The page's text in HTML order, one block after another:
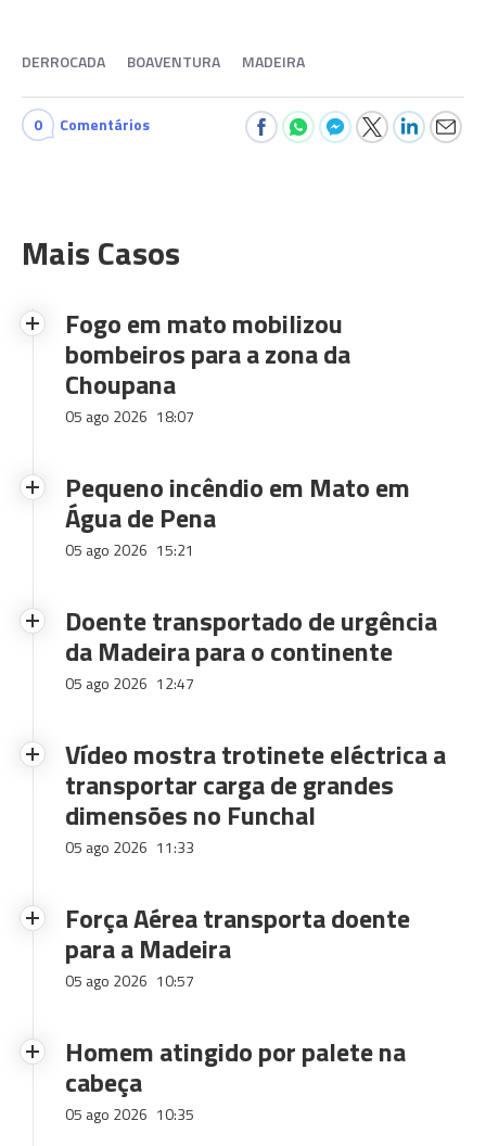
DERROCADA BOAVENTURA MADEIRA
0 Comentários
Mais Casos
Fogo em mato mobilizou
bombeiros para a zona da
Choupana
05 ago 2026 18:07
Pequeno incêndio em Mato em
Água de Pena
05 ago 2026 15:21
Doente transportado de urgência
da Madeira para o continente
05 ago 2026 12:47
Vídeo mostra trotinete eléctrica a
transportar carga de grandes
dimensões no Funchal
05 ago 2026 11:33
Força Aérea transporta doente
para a Madeira
05 ago 2026 10:57
Homem atingido por palete na
cabeça
05 ago 2026 10:35